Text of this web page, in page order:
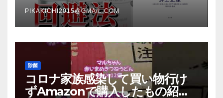
PIKAKICHI2015@GMAIL.COM
除菌
コロナ家族感染して買い物行け
ずAmazonで購入したもの紹